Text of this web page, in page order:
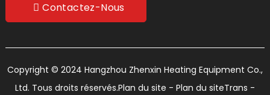
Contactez-Nous
Copyright © 2024 Hangzhou Zhenxin Heating Equipment Co.,
Ltd. Tous droits réservés.Plan du site - Plan du siteTrans -